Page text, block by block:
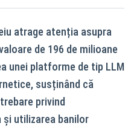
atrage atenția asupra
de 196 de milioane
unei platforme de tip LLM
susținând că
privind
utilizarea banilor